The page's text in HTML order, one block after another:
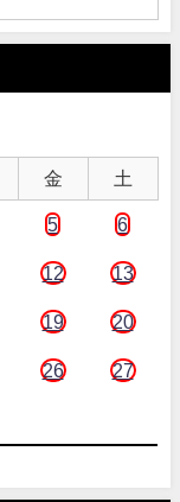
金 土
5 6
12 13
19 20
26 27